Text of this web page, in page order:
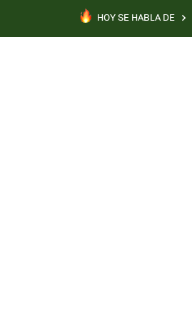
HOY SE HABLA DE